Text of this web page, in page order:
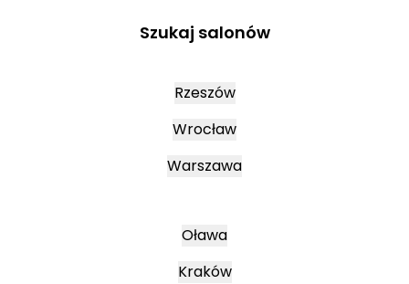
Szukaj salonów
Rzeszów
Wrocław
Warszawa
Oława
Kraków